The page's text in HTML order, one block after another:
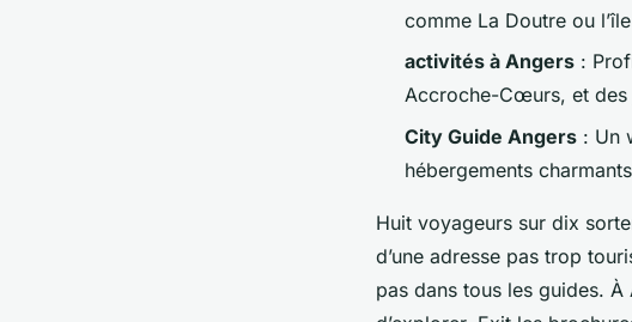
comme La Doutre ou
activités à Angers :
Accroche-Cœurs, et des
City Guide Angers : Un
hébergements
Huit voyageurs sur dix
d’une adresse pas trop
pas dans tous les guides.